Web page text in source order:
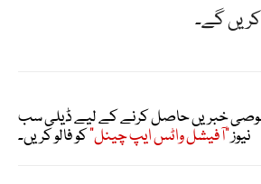
کریں گے۔
خبریں حاصل کرنے کے لیے ڈیلی سب
نیوز"آفیشل واٹس ایپ چینل"کو فالو کریں۔